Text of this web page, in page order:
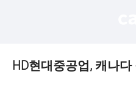
HD현대중공업, 캐나